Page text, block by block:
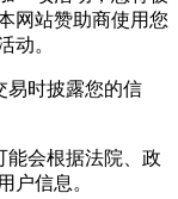
网站赞助商使用您
动。
时披露您的信
会根据法院、政
户信息。